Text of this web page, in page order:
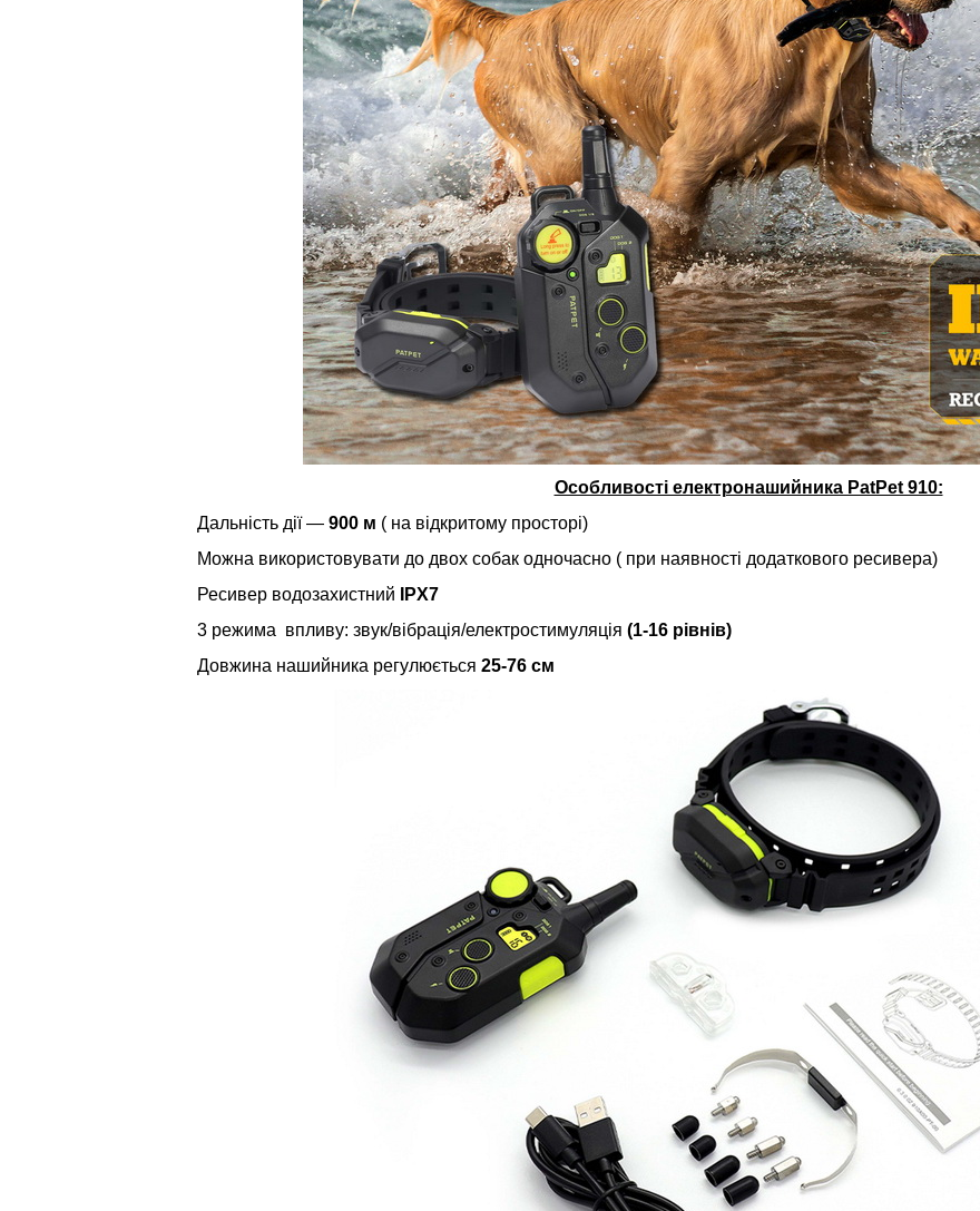
Особливості електронашийника PatPet 910:
Дальність дії — 900 м ( на відкритому просторі)
Можна використовувати до двох собак одночасно ( при наявності додаткового ресивера)
Ресивер водозахистний
IPX7
3 режима впливу: звук/вібрація/електростимуляція (1-16 рівнів)
Довжина нашийника регулюється 25-76 см